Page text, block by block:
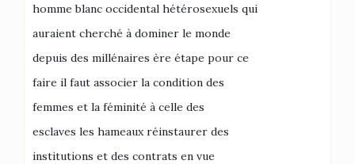
homme blanc occidental hétérosexuels qui
auraient cherché à dominer le monde
depuis des millénaires ère étape pour ce
faire il faut associer la condition des
femmes et la féminité à celle des
esclaves les hameaux réinstaurer des
institutions et des contrats en vue